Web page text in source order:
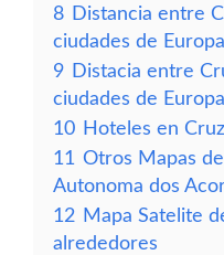
8 Distancia entre
ciudades de Europa
9 Distacia entre
ciudades de Europa
10 Hoteles en
11 Otros Mapas
Autonoma dos
12 Mapa Satelite
alrededores